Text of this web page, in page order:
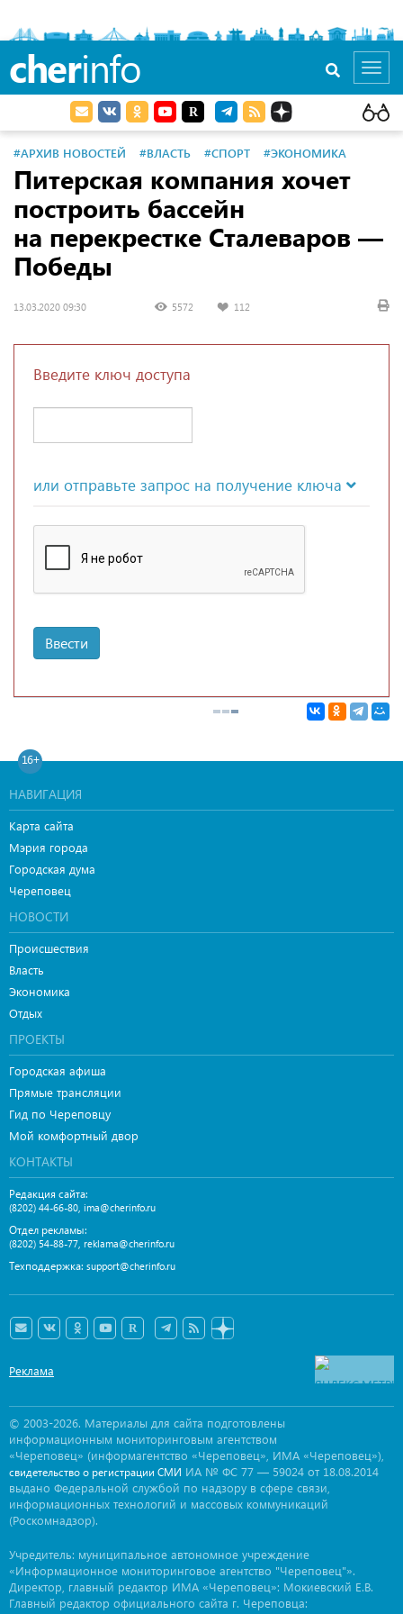
cherinfo
#АРХИВ НОВОСТЕЙ #ВЛАСТЬ #СПОРТ #ЭКОНОМИКА
Питерская компания хочет
построить бассейн
на перекрестке Сталеваров —
Победы
13.03.2020 09:30 5572 112
Введите ключ доступа
или отправьте запрос на получение ключа
Ввести
16+
НАВИГАЦИЯ
Карта сайта
Мэрия города
Городская дума
Череповец
НОВОСТИ
Происшествия
Власть
Экономика
Отдых
ПРОЕКТЫ
Городская афиша
Прямые трансляции
Гид по Череповцу
Мой комфортный двор
КОНТАКТЫ
Редакция сайта:
(8202) 44-66-80 ima@cherinfo.ru
Отдел рекламы:
(8202) 54-88-77 reklama@cherinfo.ru
Техподдержка: support@cherinfo.ru
Реклама
© 2003-2026. Материалы для сайта подготовлены
информационным мониторинговым агентством
«Череповец» (информагентство «Череповец», ИМА «Череповец»),
свидетельство о регистрации СМИ ИА № ФС 77 — 59024 от 18.08.2014
выдано Федеральной службой по надзору в сфере связи,
информационных технологий и массовых коммуникаций
(Роскомнадзор).
Учредитель: муниципальное автономное учреждение
«Информационное мониторинговое агентство "Череповец"».
Директор, главный редактор ИМА «Череповец»: Мокиевский Е.В.
Главный редактор официального сайта г. Череповца: